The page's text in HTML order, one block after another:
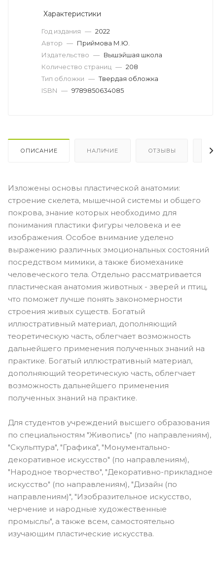
Характеристики
Год издания — 2022
Автор — Приймова М.Ю.
Издательство — Вышэйшая школа
Количество страниц — 208
Тип обложки — Твердая обложка
ISBN — 9789850634085
ОПИСАНИЕ НАЛИЧИЕ ОТЗЫВЫ
Изложены основы пластической анатомии:
строение скелета, мышечной системы и общего
покрова, знание которых необходимо для
понимания пластики фигуры человека и ее
изображения. Особое внимание уделено
выражению различных эмоциональных состояний
посредством мимики, а также биомеханике
человеческого тела. Отдельно рассматривается
пластическая анатомия животных - зверей и птиц,
что поможет лучше понять закономерности
строения живых существ. Богатый
иллюстративный материал, дополняющий
теоретическую часть, облегчает возможность
дальнейшего применения полученных знаний на
практике. Богатый иллюстративный материал,
дополняющий теоретическую часть, облегчает
возможность дальнейшего применения
полученных знаний на практике.
Для студентов учреждений высшего образования
по специальностям "Живопись" (по направлениям),
"Скульптура", "Графика", "Монументально-
декоративное искусство" (по направлениям),
"Народное творчество", "Декоративно-прикладное
искусство" (по направлениям), "Дизайн (по
направлениям)", "Изобразительное искусство,
черчение и народные художественные
промыслы", а также всем, самостоятельно
изучающим пластические искусства.